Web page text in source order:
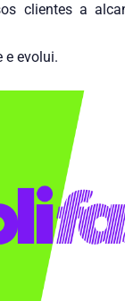
clientes a
e evolui.
em